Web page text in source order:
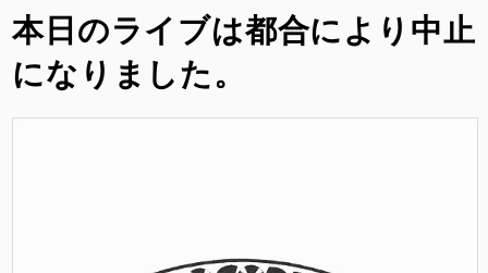
本日のライブは都合により中止
になりました。